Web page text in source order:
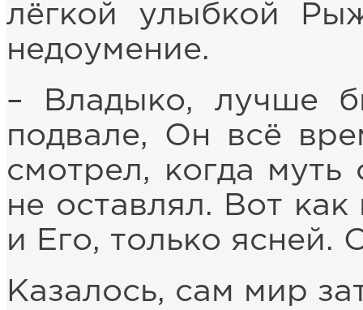
лёгкой улыбкой
недоумение.
– Владыко, лучше
подвале, Он всё
смотрел, когда муть
не оставлял. Вот
и Его, только ясней.
Казалось, сам мир